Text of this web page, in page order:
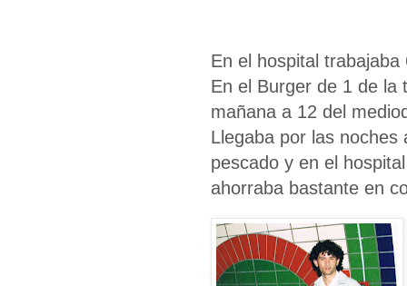
En el hospital
En el Burger de 1 de la
mañana a 12 del
Llegaba por las
pescado y en el
ahorraba bastante en